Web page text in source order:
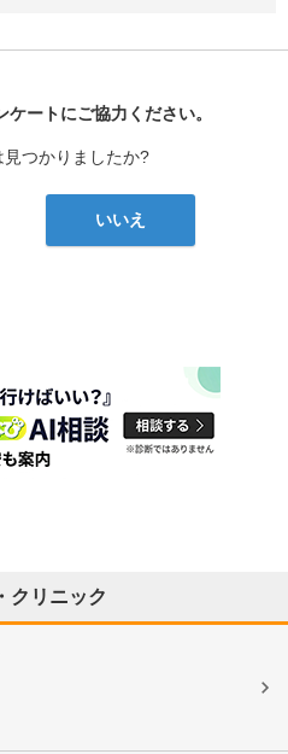
ケートにご協力ください。
つかりましたか?
いいえ
クリニック